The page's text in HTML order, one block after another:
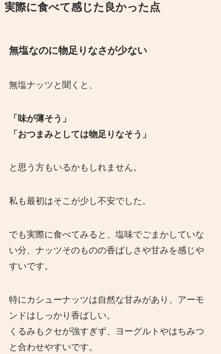
実際に食べて感じた良かった点
無塩なのに物足りなさが少ない
無塩ナッツと聞くと、
「味が薄そう」
「おつまみとしては物足りなそう」
と思う方もいるかもしれません。
私も最初はそこが少し不安でした。
でも実際に食べてみると、塩味でごまかしていな
い分、ナッツそのものの香ばしさや甘みを感じや
すいです。
特にカシューナッツは自然な甘みがあり、アーモ
ンドはしっかり香ばしい。
くるみもクセが強すぎず、ヨーグルトやはちみつ
と合わせやすいです。